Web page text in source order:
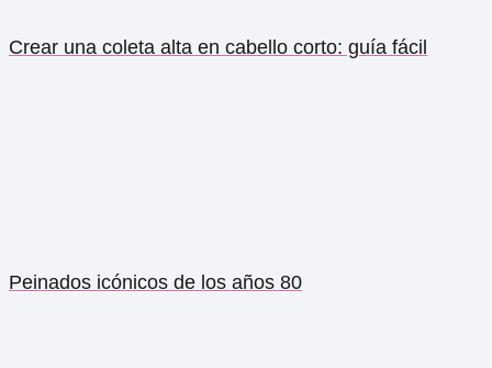
Crear una coleta alta en cabello corto: guía fácil
Peinados icónicos de los años 80